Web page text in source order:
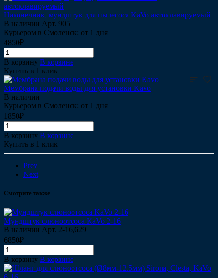
Наконечник, мундштук для пылесоса KaVo автоклавируемый
В наличии Арт. 905
Курьером в Смоленск: от 1 дня
4850₽
В корзину В корзине
Купить в 1 клик
Мембрана подачи воды для установки Kavo
В наличии
Курьером в Смоленск: от 1 дня
1850₽
В корзину В корзине
Купить в 1 клик
Prev
Next
Смотрите также
Мундштук слюноотсоса KaVo 2-16
В наличии Арт. 2-16,629
6850₽
В корзину В корзине